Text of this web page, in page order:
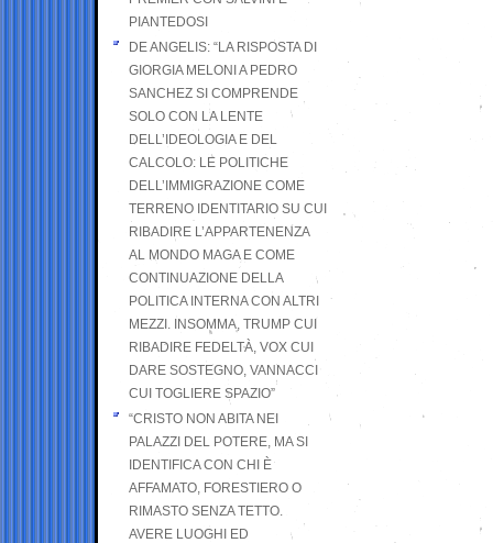
PIANTEDOSI
DE ANGELIS: “LA RISPOSTA DI
GIORGIA MELONI A PEDRO
SANCHEZ SI COMPRENDE
SOLO CON LA LENTE
DELL’IDEOLOGIA E DEL
CALCOLO: LE POLITICHE
DELL’IMMIGRAZIONE COME
TERRENO IDENTITARIO SU CUI
RIBADIRE L’APPARTENENZA
AL MONDO MAGA E COME
CONTINUAZIONE DELLA
POLITICA INTERNA CON ALTRI
MEZZI. INSOMMA, TRUMP CUI
RIBADIRE FEDELTÀ, VOX CUI
DARE SOSTEGNO, VANNACCI
CUI TOGLIERE SPAZIO”
“CRISTO NON ABITA NEI
PALAZZI DEL POTERE, MA SI
IDENTIFICA CON CHI È
AFFAMATO, FORESTIERO O
RIMASTO SENZA TETTO.
AVERE LUOGHI ED